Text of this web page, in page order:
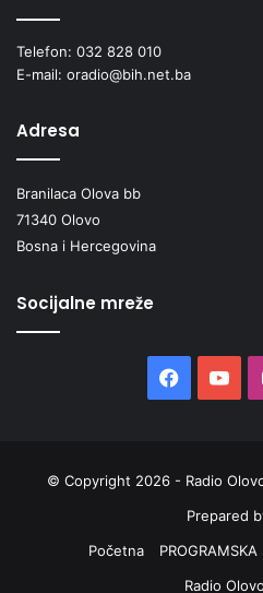
Telefon: 032 828 010
E-mail: oradio@bih.net.ba
Adresa
Branilaca Olova bb
71340 Olovo
Bosna i Hercegovina
Socijalne mreže
© Copyright 2026 - Radio
Prepared
Početna
Radio